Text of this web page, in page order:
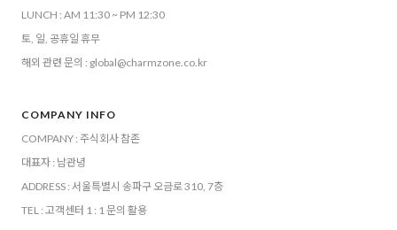
LUNCH : AM 11:30 ~ PM 12:30
토, 일, 공휴일 휴무
해외 관련 문의 : global@charmzone.co.kr
COMPANY INFO
COMPANY : 주식회사 참존
대표자 : 남관녕
ADDRESS : 서울특별시 송파구 오금로 310, 7층
TEL : 고객센터 1 : 1 문의 활용